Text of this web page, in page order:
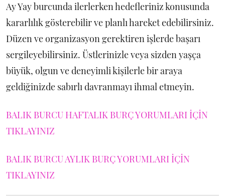
Ay Yay burcunda ilerlerken hedefleriniz konusunda
kararlılık gösterebilir ve planlı hareket edebilirsiniz.
Düzen ve organizasyon gerektiren işlerde başarı
sergileyebilirsiniz. Üstlerinizle veya sizden yaşça
büyük, olgun ve deneyimli kişilerle bir araya
geldiğinizde sabırlı davranmayı ihmal etmeyin.
BALIK BURCU HAFTALIK BURÇ YORUMLARI İÇİN
TIKLAYINIZ
BALIK BURCU AYLIK BURÇ YORUMLARI İÇİN
TIKLAYINIZ